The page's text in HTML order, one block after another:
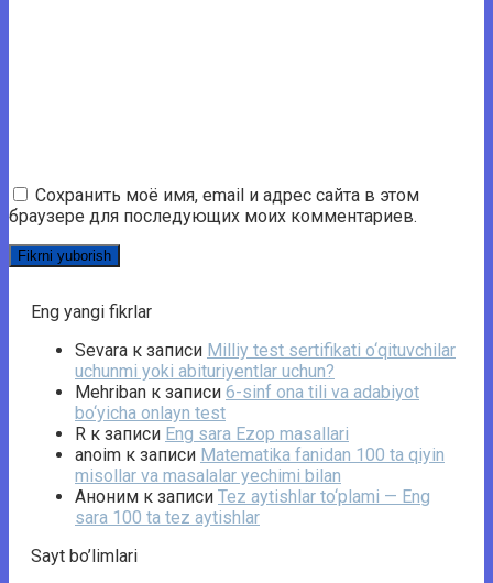
Сохранить моё имя, email и адрес сайта в этом
браузере для последующих моих комментариев.
Eng yangi fikrlar
Sevara к записи Milliy test sertifikati o‘qituvchilar
uchunmi yoki abituriyentlar uchun?
Mehriban к записи 6-sinf ona tili va adabiyot
bo‘yicha onlayn test
R к записи Eng sara Ezop masallari
anoim к записи Matematika fanidan 100 ta qiyin
misollar va masalalar yechimi bilan
Аноним к записи Tez aytishlar to‘plami — Eng
sara 100 ta tez aytishlar
Sayt bo’limlari